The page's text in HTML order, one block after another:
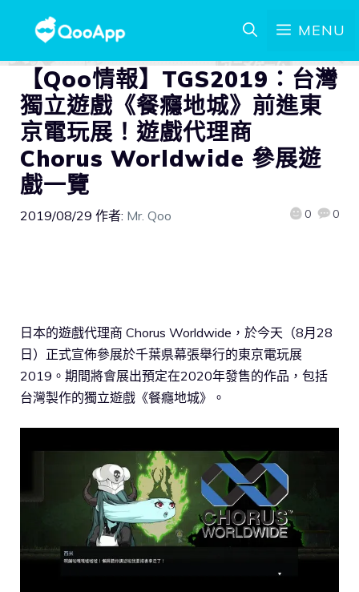
MENU
【Qoo情報】TGS2019：台灣
獨立遊戲《餐癮地城》前進東
京電玩展！遊戲代理商
Chorus Worldwide 參展遊
戲一覽
2019/08/29 作者: Mr. Qoo 0 0
日本的遊戲代理商 Chorus Worldwide，於今天（8月28
日）正式宣佈參展於千葉県幕張舉行的東京電玩展
2019。期間將會展出預定在2020年發售的作品，包括
台灣製作的獨立遊戲《餐癮地城》。